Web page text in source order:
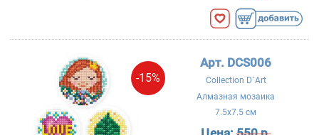
-15%
Арт. DCS006
Collection D`Art
Алмазная мозаика
7.5x7.5 см